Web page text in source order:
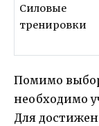
Силовые
тренировки
Помимо
необходимо
Для